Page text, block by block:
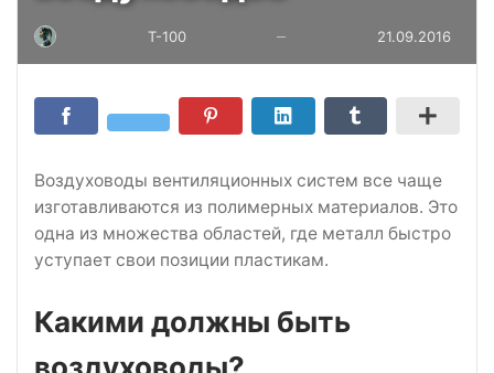
T-100 — 21.09.2016
Воздуховоды вентиляционных систем все чаще
изготавливаются из полимерных материалов. Это
одна из множества областей, где металл быстро
уступает свои позиции пластикам.
Какими должны быть